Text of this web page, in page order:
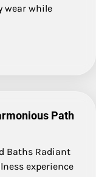
wear while
Path
Baths Radiant
experience